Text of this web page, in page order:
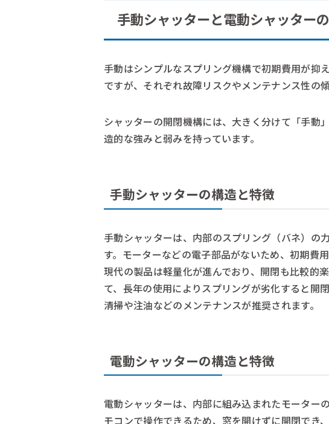
手動シャッターと電動シャッター
手動はシンプルなスプリング機構で初期費用が抑
ですが、それぞれ故障リスクやメンテナンス性の
シャッターの開閉機構には、大きく分けて「手動
造的な強みと弱みを持っています。
手動シャッターの構造と特徴
手動シャッターは、内部のスプリング（バネ）の
す。モーターなどの電子部品がないため、初期費
現代の製品は軽量化が進んでおり、開閉も比較的
て、長年の使用によりスプリングが劣化すると開
清掃や注油などのメンテナンスが推奨されます。
電動シャッターの構造と特徴
電動シャッターは、内部に組み込まれたモーター
モコンで操作できるため、窓を開けずに開閉でき